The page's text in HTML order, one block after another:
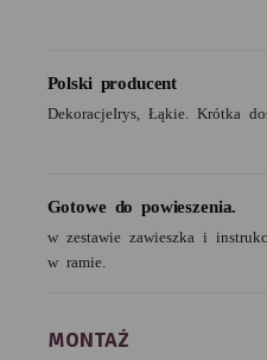
Polski producent
DekoracjeIrys, Łąkie. Krótka
Gotowe do powieszenia.
w zestawie zawieszka i
w ramie.
MONTAŻ